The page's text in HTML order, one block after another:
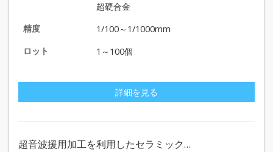
超硬合金
精度
1/100～1/1000mm
ロット
1～100個
詳細を見る
超音波援用加工を利用したセラミック…